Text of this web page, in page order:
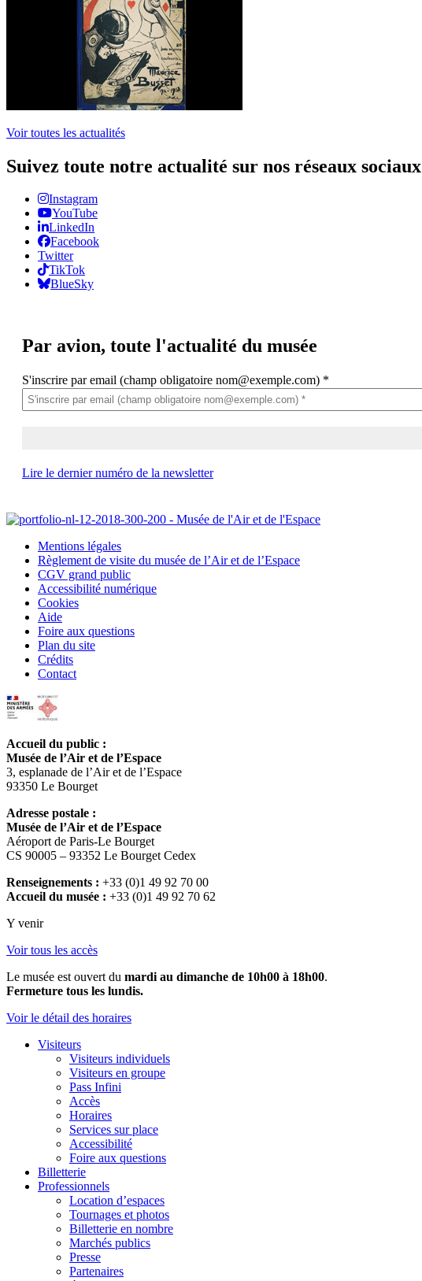
Voir toutes les actualités
Suivez toute notre actualité sur nos réseaux sociaux
Instagram
YouTube
LinkedIn
Facebook
Twitter
TikTok
BlueSky
Par avion, toute l'actualité du musée
S'inscrire par email (champ obligatoire nom@exemple.com) *
Lire le dernier numéro de la newsletter
Mentions légales
Règlement de visite du musée de l’Air et de l’Espace
CGV grand public
Accessibilité numérique
Cookies
Aide
Foire aux questions
Plan du site
Crédits
Contact
Accueil du public :
Musée de l’Air et de l’Espace
3, esplanade de l’Air et de l’Espace
93350 Le Bourget
Adresse postale :
Musée de l’Air et de l’Espace
Aéroport de Paris-Le Bourget
CS 90005 – 93352 Le Bourget Cedex
Renseignements : +33 (0)1 49 92 70 00
Accueil du musée : +33 (0)1 49 92 70 62
Y venir
Voir tous les accès
Le musée est ouvert du mardi au dimanche de 10h00 à 18h00.
Fermeture tous les lundis.
Voir le détail des horaires
Visiteurs
Visiteurs individuels
Visiteurs en groupe
Pass Infini
Accès
Horaires
Services sur place
Accessibilité
Foire aux questions
Billetterie
Professionnels
Location d’espaces
Tournages et photos
Billetterie en nombre
Marchés publics
Presse
Partenaires